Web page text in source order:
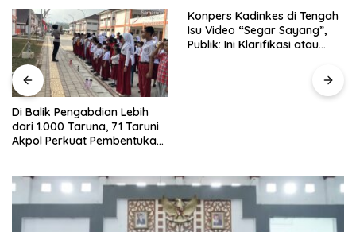
Di Balik Pengabdian Lebih
dari 1.000 Taruna, 71 Taruni
Akpol Perkuat Pembentukan
Konpers Kadinkes di Tengah
Isu Video “Segar Sayang”,
Publik: Ini Klarifikasi atau